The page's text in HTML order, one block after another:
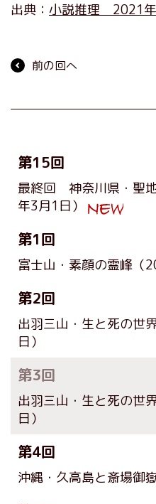
出典： 小説推理 2021
前の回へ
第15回
最終回 神奈川県・聖
年3月1日）
第1回
富士山・素顔の霊峰 （
第2回
出羽三山・生と死の世
日）
第3回
出羽三山・生と死の世
日）
第4回
沖縄・久高島と斎場御